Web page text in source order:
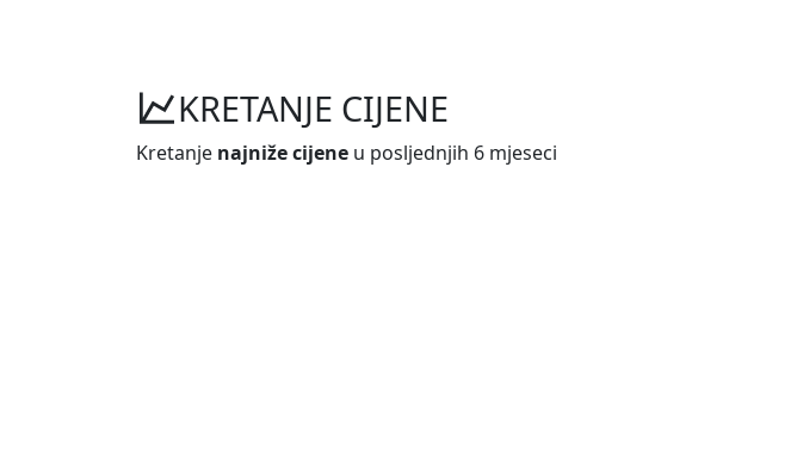
KRETANJE CIJENE
Kretanje najniže cijene u posljednjih 6 mjeseci